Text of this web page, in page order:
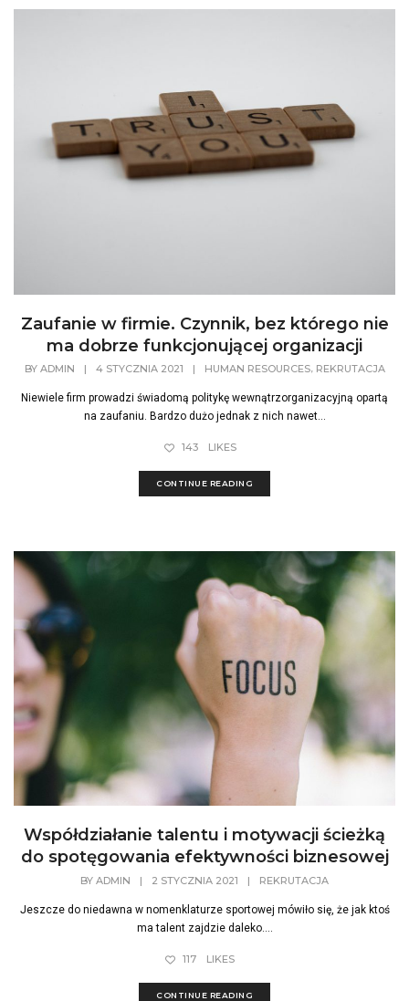
Zaufanie w firmie. Czynnik, bez którego nie
ma dobrze funkcjonującej organizacji
BY ADMIN | 4 STYCZNIA 2021 | HUMAN RESOURCES, REKRUTACJA
Niewiele firm prowadzi świadomą politykę wewnątrzorganizacyjną opartą
na zaufaniu. Bardzo dużo jednak z nich nawet...
143 LIKES
CONTINUE READING
Współdziałanie talentu i motywacji ścieżką
do spotęgowania efektywności biznesowej
BY ADMIN | 2 STYCZNIA 2021 | REKRUTACJA
Jeszcze do niedawna w nomenklaturze sportowej mówiło się, że jak ktoś
ma talent zajdzie daleko....
117 LIKES
CONTINUE READING